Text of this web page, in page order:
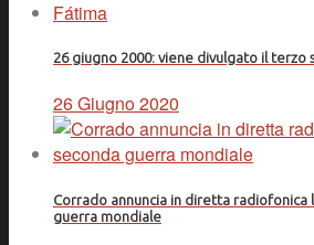
26 giugno 2000: viene divulgato il terzo
26 Giugno 2020
Corrado annuncia in diretta radiofonica
guerra mondiale